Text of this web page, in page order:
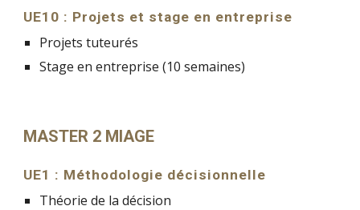
UE10 : Projets et stage en entreprise
Projets tuteurés
Stage en entreprise (10 semaines)
MASTER 2 MIAGE
UE1 : Méthodologie décisionnelle
Théorie de la décision